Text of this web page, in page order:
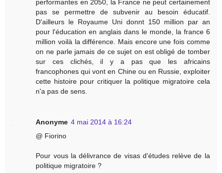
performantes en 2050, la France ne peut certainement
pas se permettre de subvenir au besoin éducatif.
D'ailleurs le Royaume Uni donnt 150 million par an
pour l'éducation en anglais dans le monde, la france 6
million voilà la différence. Mais encore une fois comme
on ne parle jamais de ce sujet on est obligé de tomber
sur ces clichés, il y a pas que les africains
francophones qui vont en Chine ou en Russie, exploiter
cette histoire pour critiquer la politique migratoire cela
n'a pas de sens.
Anonyme 4 mai 2014 à 16:24
@ Fiorino
Pour vous la délivrance de visas d'études relève de la
politique migratoire ?